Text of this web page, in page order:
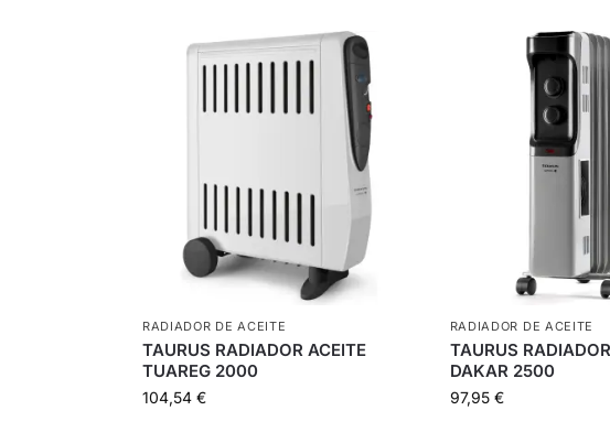
RADIADOR DE ACEITE
TAURUS RADIADOR ACEITE
TUAREG 2000
104,54 €
RADIADOR DE ACEITE
TAURUS
DAKAR 2500
97,95 €